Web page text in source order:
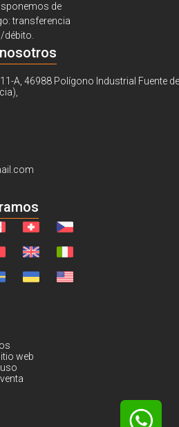
de
transferencia
débito.
A, 46988 Polígono Industrial Fuente
web